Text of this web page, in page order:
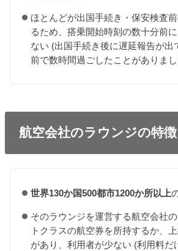
ほとんどが出国手続き・保安検査
るため、搭乗開始時刻の数十分前
ない (出国手続き後に遅延報告が出
前で数時間過ごしたことがありま
航空会社のラウンジの特徴
世界130か国500都市1200か所以上
そのラウンジを運営する航空会社
トクラスの航空券を所持するか、
があり、利用者が少ない (利用料だ